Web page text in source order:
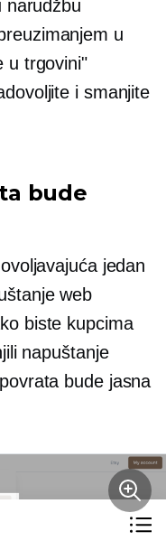
narudžbu
u
u trgovini"
i smanjite
bude
jedan
web
biste kupcima
napuštanje
bude jasna